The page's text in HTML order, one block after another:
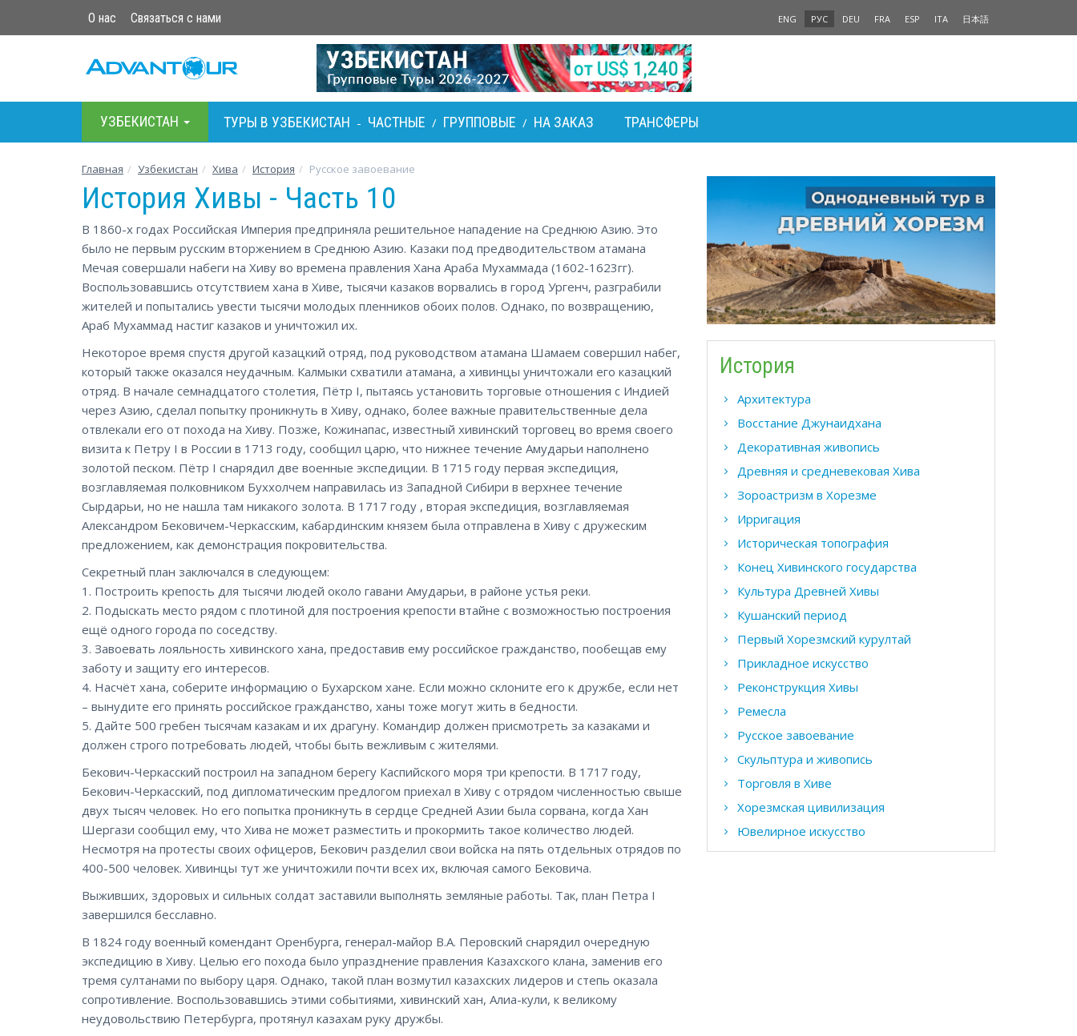
О нас Связаться с нами ENG РУС DEU FRA ESP ITA 日本語
УЗБЕКИСТАН ТУРЫ В УЗБЕКИСТАН - ЧАСТНЫЕ / ГРУППОВЫЕ / НА ЗАКАЗ ТРАНСФЕРЫ
Главная Узбекистан Хива История Русское завоевание
История Хивы - Часть 10
В 1860-х годах Российская Империя предприняла решительное нападение на Среднюю Азию. Это
было не первым русским вторжением в Среднюю Азию. Казаки под предводительством атамана
Мечая совершали набеги на Хиву во времена правления Хана Араба Мухаммада (1602-1623гг).
Воспользовавшись отсутствием хана в Хиве, тысячи казаков ворвались в город Ургенч, разграбили
жителей и попытались увести тысячи молодых пленников обоих полов. Однако, по возвращению,
Араб Мухаммад настиг казаков и уничтожил их.
Некоторое время спустя другой казацкий отряд, под руководством атамана Шамаем совершил набег,
который также оказался неудачным. Калмыки схватили атамана, а хивинцы уничтожали его казацкий
отряд. В начале семнадцатого столетия, Пётр I, пытаясь установить торговые отношения с Индией
через Азию, сделал попытку проникнуть в Хиву, однако, более важные правительственные дела
отвлекали его от похода на Хиву. Позже, Кожинапас, известный хивинский торговец во время своего
визита к Петру I в России в 1713 году, сообщил царю, что нижнее течение Амударьи наполнено
золотой песком. Пётр I снарядил две военные экспедиции. В 1715 году первая экспедиция,
возглавляемая полковником Буххолчем направилась из Западной Сибири в верхнее течение
Сырдарьи, но не нашла там никакого золота. В 1717 году , вторая экспедиция, возглавляемая
Александром Бековичем-Черкасским, кабардинским князем была отправлена в Хиву с дружеским
предложением, как демонстрация покровительства.
Секретный план заключался в следующем:
1. Построить крепость для тысячи людей около гавани Амударьи, в районе устья реки.
2. Подыскать место рядом с плотиной для построения крепости втайне с возможностью построения
ещё одного города по соседству.
3. Завоевать лояльность хивинского хана, предоставив ему российское гражданство, пообещав ему
заботу и защиту его интересов.
4. Насчёт хана, соберите информацию о Бухарском хане. Если можно склоните его к дружбе, если нет
– вынудите его принять российское гражданство, ханы тоже могут жить в бедности.
5. Дайте 500 гребен тысячам казакам и их драгуну. Командир должен присмотреть за казаками и
должен строго потребовать людей, чтобы быть вежливым с жителями.
Бекович-Черкасский построил на западном берегу Каспийского моря три крепости. В 1717 году,
Бекович-Черкасский, под дипломатическим предлогом приехал в Хиву с отрядом численностью свыше
двух тысяч человек. Но его попытка проникнуть в сердце Средней Азии была сорвана, когда Хан
Шергази сообщил ему, что Хива не может разместить и прокормить такое количество людей.
Несмотря на протесты своих офицеров, Бекович разделил свои войска на пять отдельных отрядов по
400-500 человек. Хивинцы тут же уничтожили почти всех их, включая самого Бековича.
Выживших, здоровых и сильных солдат заставили выполнять земляные работы. Так, план Петра I
завершился бесславно.
В 1824 году военный комендант Оренбурга, генерал-майор В.А. Перовский снарядил очередную
экспедицию в Хиву. Целью его похода было упразднение правления Казахского клана, заменив его
тремя султанами по выбору царя. Однако, такой план возмутил казахских лидеров и степь оказала
сопротивление. Воспользовавшись этими событиями, хивинский хан, Алиа-кули, к великому
неудовольствию Петербурга, протянул казахам руку дружбы.
История
Архитектура
Восстание Джунаидхана
Декоративная живопись
Древняя и средневековая Хива
Зороастризм в Хорезме
Ирригация
Историческая топография
Конец Хивинского государства
Культура Древней Хивы
Кушанский период
Первый Хорезмский курултай
Прикладное искусство
Реконструкция Хивы
Ремесла
Русское завоевание
Скульптура и живопись
Торговля в Хиве
Хорезмская цивилизация
Ювелирное искусство